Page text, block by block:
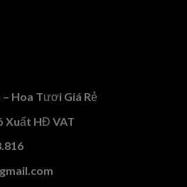
Hoa Tươi Giá Rẻ
Xuất HĐ VAT